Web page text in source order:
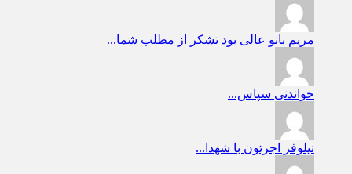
مریم بانو عالی بود تشکر از مطلب شما...
خواندنی سپاس...
نیلوفر اجرتون با شهدا...